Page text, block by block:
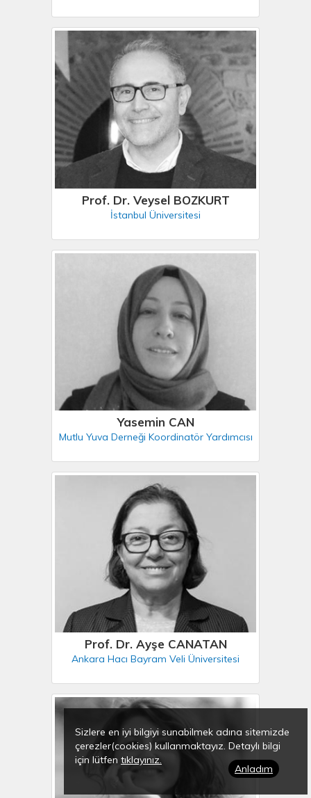
Prof. Dr. Veysel BOZKURT
İstanbul Üniversitesi
Yasemin CAN
Mutlu Yuva Derneği Koordinatör Yardımcısı
Prof. Dr. Ayşe CANATAN
Ankara Hacı Bayram Veli Üniversitesi
Sizlere en iyi bilgiyi sunabilmek adına sitemizde
çerezler(cookies) kullanmaktayız. Detaylı bilgi
için lütfen tıklayınız.
Anladım